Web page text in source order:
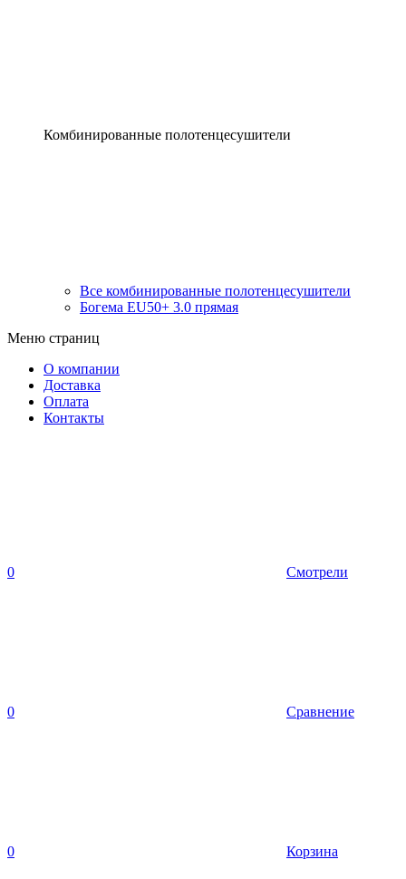
Комбинированные полотенцесушители
Все комбинированные полотенцесушители
Богема EU50+ 3.0 прямая
Меню страниц
О компании
Доставка
Оплата
Контакты
0 Смотрели
0 Сравнение
0 Корзина